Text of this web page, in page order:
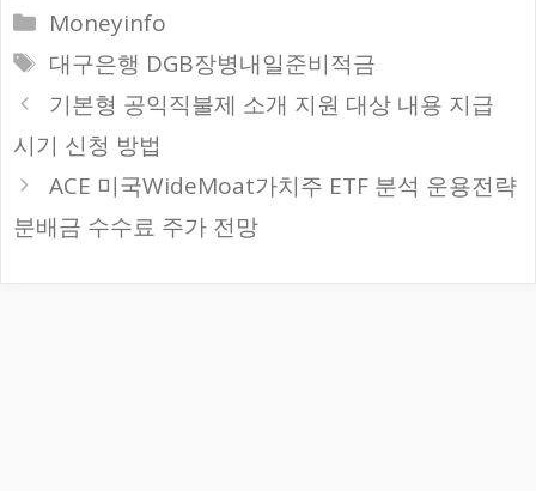
카
테
고
리
Moneyinfo
태
그
대구은행 DGB장병내일준비적금
기본형 공익직불제 소개 지원 대상 내용 지급
시기 신청 방법
ACE 미국WideMoat가치주 ETF 분석 운용전략
분배금 수수료 주가 전망